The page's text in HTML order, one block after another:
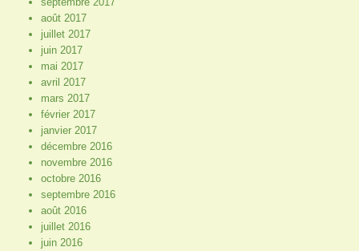
août 2017
juillet 2017
juin 2017
mai 2017
avril 2017
mars 2017
février 2017
janvier 2017
décembre 2016
novembre 2016
octobre 2016
septembre 2016
août 2016
juillet 2016
juin 2016